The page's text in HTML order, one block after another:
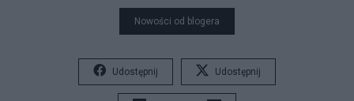
Nowości od blogera
Udostępnij Udostępnij